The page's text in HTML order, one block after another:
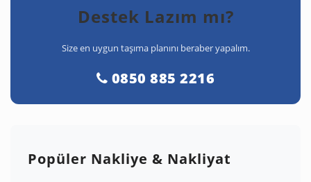
Destek Lazım mı?
Size en uygun taşıma planını beraber yapalım.
0850 885 2216
Popüler Nakliye & Nakliyat